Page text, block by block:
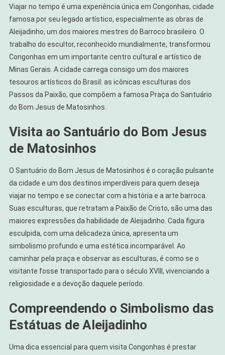
Viajar no tempo é uma experiência única em Congonhas, cidade
famosa por seu legado artístico, especialmente as obras de
Aleijadinho, um dos maiores mestres do Barroco brasileiro. O
trabalho do escultor, reconhecido mundialmente, transformou
Congonhas em um importante centro cultural e artístico de
Minas Gerais. A cidade carrega consigo um dos maiores
tesouros artísticos do Brasil: as icônicas esculturas dos
Passos da Paixão, que compõem a famosa Praça do Santuário
do Bom Jesus de Matosinhos.
Visita ao Santuário do Bom Jesus
de Matosinhos
O Santuário do Bom Jesus de Matosinhos é o coração pulsante
da cidade e um dos destinos imperdíveis para quem deseja
viajar no tempo e se conectar com a história e a arte barroca.
Suas esculturas, que retratam a Paixão de Cristo, são uma das
maiores expressões da habilidade de Aleijadinho. Cada figura
esculpida, com uma delicadeza única, apresenta um
simbolismo profundo e uma estética incomparável. Ao
caminhar pela praça e observar as esculturas, é como se o
visitante fosse transportado para o século XVIII, vivenciando a
religiosidade e a devoção daquele período.
Compreendendo o Simbolismo das
Estátuas de Aleijadinho
Uma dica essencial para quem visita Congonhas é prestar